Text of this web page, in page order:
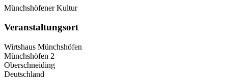
Münchshöfener Kultur
Veranstaltungsort
Wirtshaus Münchshöfen
Münchshöfen 2
Oberschneiding
Deutschland